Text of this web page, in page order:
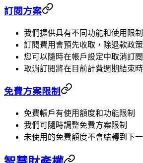
訂閱方案
我們提供具有不同功能和使用限
訂閱費用會預先收取，除退款政
您可以隨時在帳戶設定中取消訂閱
取消訂閱將在目前計費週期結束
免費方案限制
免費帳戶有使用額度和功能限制
我們可隨時調整免費方案限制
未使用的免費額度不會結轉到下